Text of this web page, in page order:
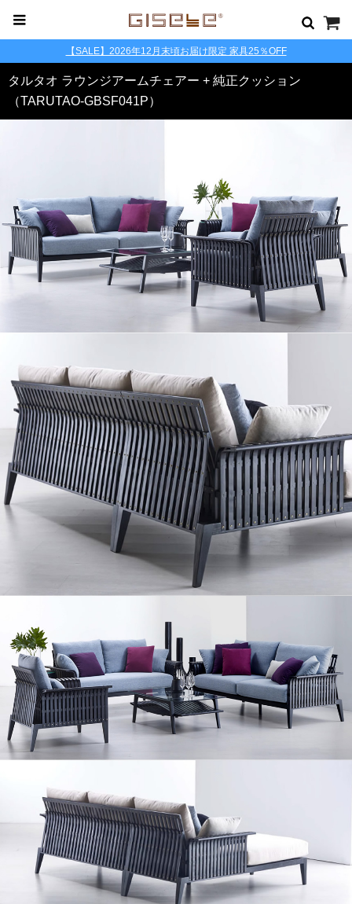
【SALE】2026年12月末頃お届け限定 家具25％OFF
タルタオ ラウンジアームチェアー + 純正クッション
（TARUTAO-GBSF041P）